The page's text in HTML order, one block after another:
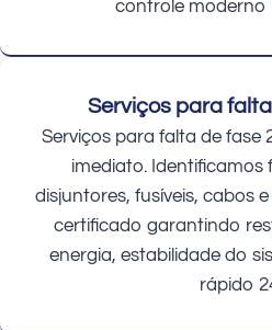
controle moderno
Serviços para
Serviços para falta de fase
imediato. Identificamos
disjuntores, fusíveis, cabos
certificado garantindo
energia, estabilidade do
rápido